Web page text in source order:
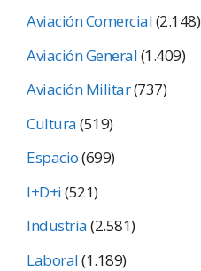
Aviación Comercial(2.148)
Aviación General(1.409)
Aviación Militar(737)
Cultura(519)
Espacio(699)
I+D+i(521)
Industria(2.581)
Laboral(1.189)